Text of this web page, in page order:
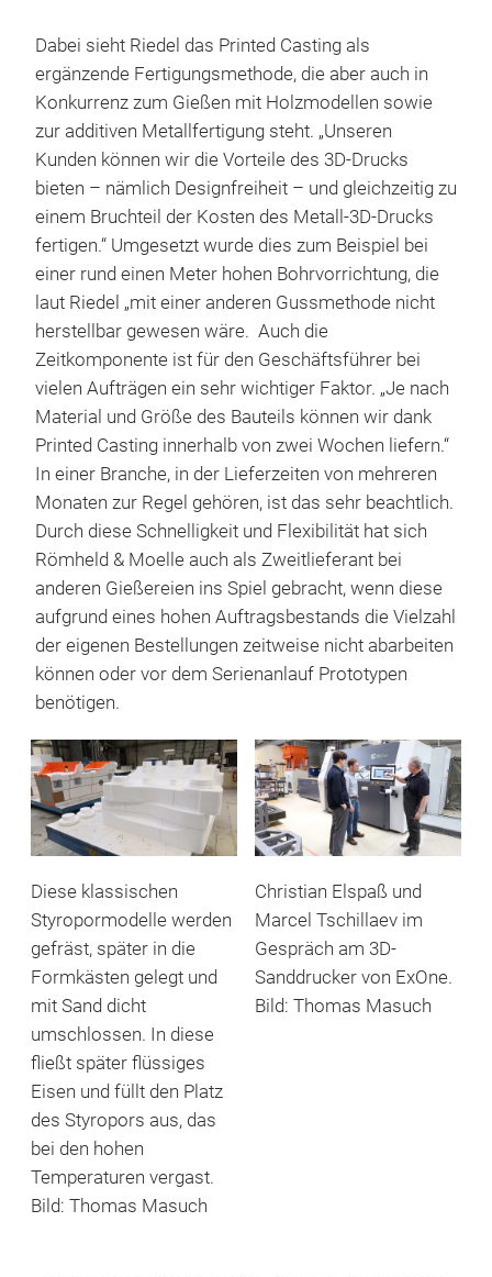
Dabei sieht Riedel das Printed Casting als
ergänzende Fertigungsmethode, die aber auch in
Konkurrenz zum Gießen mit Holzmodellen sowie
zur additiven Metallfertigung steht. „Unseren
Kunden können wir die Vorteile des 3D-Drucks
bieten – nämlich Designfreiheit – und gleichzeitig zu
einem Bruchteil der Kosten des Metall-3D-Drucks
fertigen.“ Umgesetzt wurde dies zum Beispiel bei
einer rund einen Meter hohen Bohrvorrichtung, die
laut Riedel „mit einer anderen Gussmethode nicht
herstellbar gewesen wäre. Auch die
Zeitkomponente ist für den Geschäftsführer bei
vielen Aufträgen ein sehr wichtiger Faktor. „Je nach
Material und Größe des Bauteils können wir dank
Printed Casting innerhalb von zwei Wochen liefern.“
In einer Branche, in der Lieferzeiten von mehreren
Monaten zur Regel gehören, ist das sehr beachtlich.
Durch diese Schnelligkeit und Flexibilität hat sich
Römheld & Moelle auch als Zweitlieferant bei
anderen Gießereien ins Spiel gebracht, wenn diese
aufgrund eines hohen Auftragsbestands die Vielzahl
der eigenen Bestellungen zeitweise nicht abarbeiten
können oder vor dem Serienanlauf Prototypen
benötigen.
Diese klassischen
Styropormodelle werden
gefräst, später in die
Formkästen gelegt und
mit Sand dicht
umschlossen. In diese
fließt später flüssiges
Eisen und füllt den Platz
des Styropors aus, das
bei den hohen
Temperaturen vergast.
Bild: Thomas Masuch
Christian Elspaß und
Marcel Tschillaev im
Gespräch am 3D-
Sanddrucker von ExOne.
Bild: Thomas Masuch